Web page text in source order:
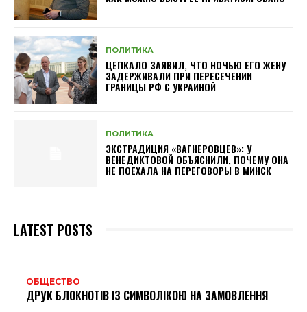
ПОЛИТИКА
ЦЕПКАЛО ЗАЯВИЛ, ЧТО НОЧЬЮ ЕГО ЖЕНУ
ЗАДЕРЖИВАЛИ ПРИ ПЕРЕСЕЧЕНИИ
ГРАНИЦЫ РФ С УКРАИНОЙ
ПОЛИТИКА
ЭКСТРАДИЦИЯ «ВАГНЕРОВЦЕВ»: У
ВЕНЕДИКТОВОЙ ОБЪЯСНИЛИ, ПОЧЕМУ ОНА
НЕ ПОЕХАЛА НА ПЕРЕГОВОРЫ В МИНСК
LATEST POSTS
ОБЩЕСТВО
ДРУК БЛОКНОТІВ ІЗ СИМВОЛІКОЮ НА ЗАМОВЛЕННЯ